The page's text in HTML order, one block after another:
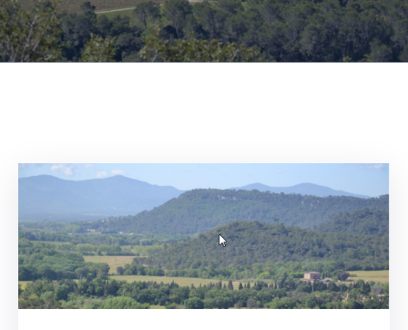
Services
Jeunesse